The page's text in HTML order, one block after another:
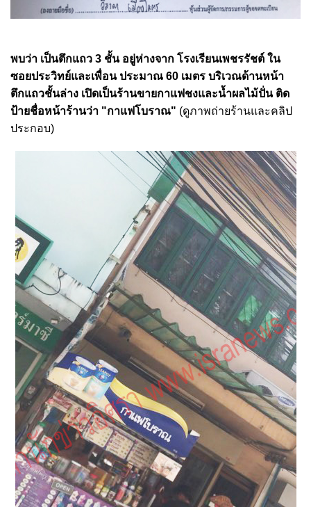
พบว่า เป็นตึกแถว 3 ชั้น อยู่ห่างจาก โรงเรียนเพชรรัชต์ ใน
ซอยประวิทย์และเพื่อน ประมาณ 60 เมตร บริเวณด้านหน้า
ตึกแถวชั้นล่าง เปิดเป็นร้านขายกาแฟชงและน้ำผลไม้ปั่น ติด
ป้ายชื่อหน้าร้านว่า "กาแฟโบราณ" (ดูภาพถ่ายร้านและคลิป
ประกอบ)